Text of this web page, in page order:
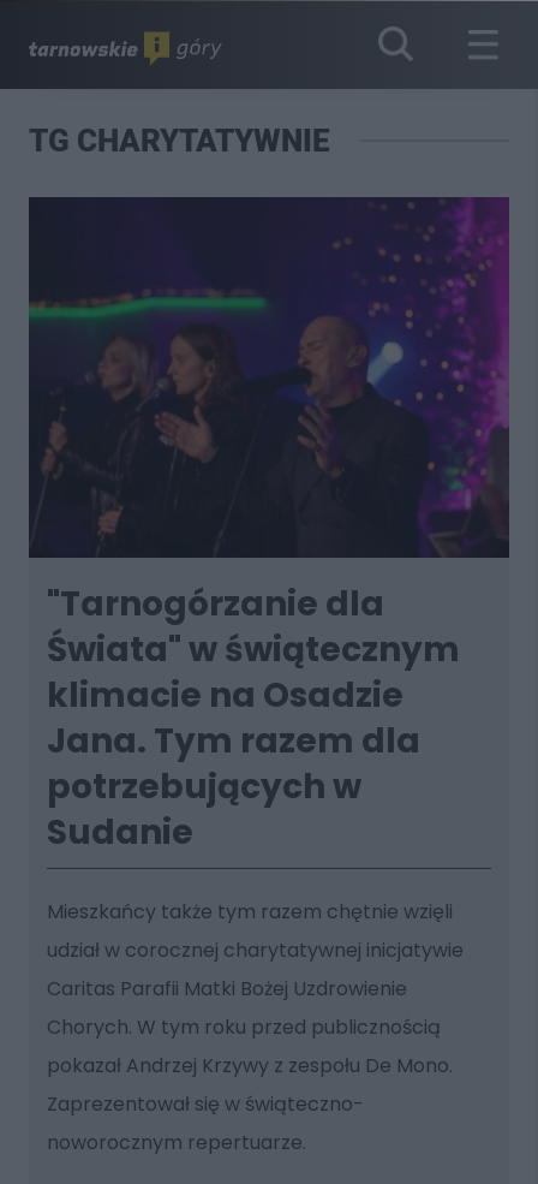
TG CHARYTATYWNIE
"Tarnogórzanie dla
Świata" w świątecznym
klimacie na Osadzie
Jana. Tym razem dla
potrzebujących w
Sudanie
Mieszkańcy także tym razem chętnie wzięli
udział w corocznej charytatywnej inicjatywie
Caritas Parafii Matki Bożej Uzdrowienie
Chorych. W tym roku przed publicznością
pokazał Andrzej Krzywy z zespołu De Mono.
Zaprezentował się w świąteczno-
noworocznym repertuarze.